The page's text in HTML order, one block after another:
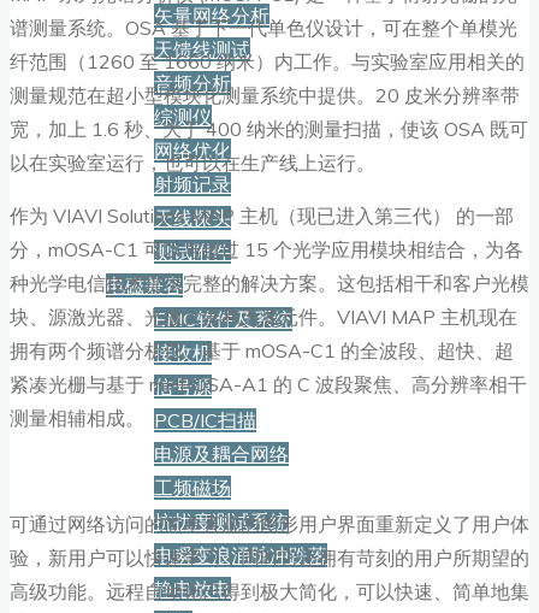
矢量网络分析
天馈线测试
音频分析
综测仪
网络优化
射频记录
天线探头
测试附件
电磁兼容
EMC软件及系统
接收机
信号源
PCB/IC扫描
电源及耦合网络
工频磁场
抗扰度测试系统
电瞬变浪涌脉冲跌落
静电放电
谱测量系统。OSA 基于下一代单色仪设计，可在整个单模光
纤范围（1260 至 1660 纳米）内工作。与实验室应用相关的
测量规范在超小型模块化测量系统中提供。20 皮米分辨率带
宽，加上 1.6 秒、大于 400 纳米的测量扫描，使该 OSA 既可
以在实验室运行，也可以在生产线上运行。
作为 VIAVI Solutions MAP 主机（现已进入第三代） 的一部
分，mOSA-C1 可以与超过 15 个光学应用模块相结合，为各
种光学电信技术提供完整的解决方案。这包括相干和客户光模
块、源激光器、光放大器和无源元件。VIAVI MAP 主机现在
拥有两个频谱分析仪。基于 mOSA-C1 的全波段、超快、超
紧凑光栅与基于 mHROSA-A1 的 C 波段聚焦、高分辨率相干
测量相辅相成。
可通过网络访问的简单直观的图形用户界面重新定义了用户体
验，新用户可以快速学习，同时它还拥有苛刻的用户所期望的
高级功能。远程自动化已得到极大简化，可以快速、简单地集